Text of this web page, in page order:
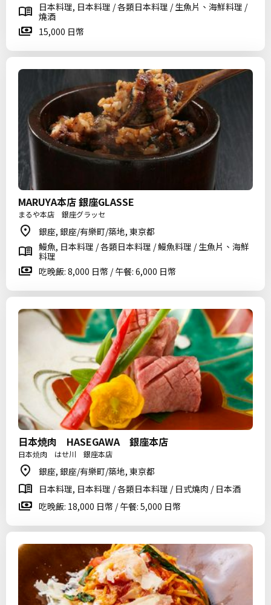
日本料理, 日本料理 / 各類日本料理 / 生魚片、海鮮料理 /
燒酒
15,000 日幣
MARUYA本店 銀座GLASSE
まるや本店 銀座グラッセ
銀座, 銀座/有樂町/築地, 東京都
鰻魚, 日本料理 / 各類日本料理 / 鰻魚料理 / 生魚片、海鮮
料理
吃晚飯: 8,000 日幣 / 午餐: 6,000 日幣
日本焼肉 HASEGAWA 銀座本店
日本焼肉 はせ川 銀座本店
銀座, 銀座/有樂町/築地, 東京都
日本料理, 日本料理 / 各類日本料理 / 日式燒肉 / 日本酒
吃晚飯: 18,000 日幣 / 午餐: 5,000 日幣